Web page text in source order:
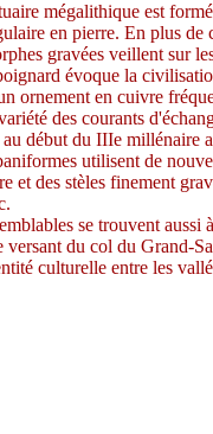
mégalithique est
en pierre. En plus de
gravées veillent sur
évoque la
ornement en cuivre
des courants
début du IIIe millénaire
utilisent de
et des stèles finement
se trouvent aussi
versant du col du Grand-
culturelle entre les